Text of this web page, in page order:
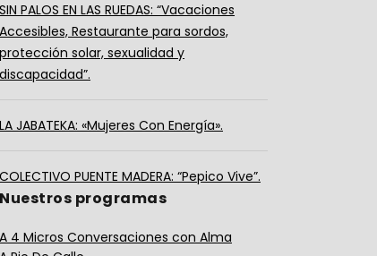
SIN PALOS EN LAS RUEDAS: “Vacaciones
Accesibles, Restaurante para sordos,
protección solar, sexualidad y
discapacidad”.
LA JABATEKA: «Mujeres Con Energía».
COLECTIVO PUENTE MADERA: “Pepico Vive”.
Nuestros programas
A 4 Micros Conversaciones con Alma